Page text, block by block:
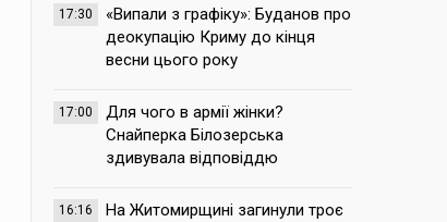
17:30
«Випали з графіку»: Буданов про
деокупацію Криму до кінця
весни цього року
17:00
Для чого в армії жінки?
Снайперка Білозерська
здивувала відповіддю
16:16
На Житомирщині загинули троє